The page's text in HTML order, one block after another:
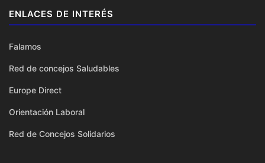
ENLACES DE INTERÉS
Falamos
Red de concejos Saludables
Europe Direct
Orientación Laboral
Red de Concejos Solidarios